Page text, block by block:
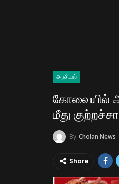
அரசியல்
கோவையில்
மீது
By Cholan News
Share